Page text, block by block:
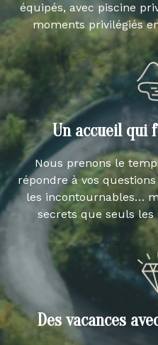
équipés, avec piscine
moments privilégiés
Un accueil qui
Nous prenons le
répondre à vos
les incontournables…
secrets que seuls les
Des vacances